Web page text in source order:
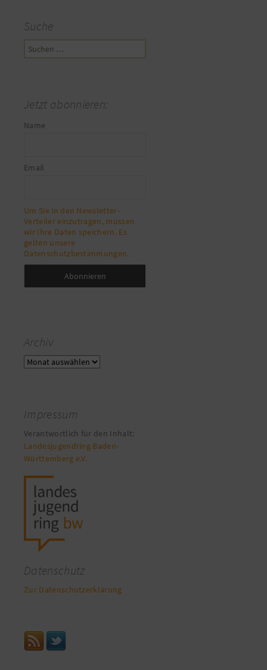
Suche
Suchen
Jetzt abonnieren:
Name
Email
Um Sie in den Newsletter-
Verteiler einzutragen, müssen
wir Ihre Daten speichern. Es
gelten unsere
Datenschutzbestimmungen.
Archiv
Archiv
Impressum
Verantwortlich für den Inhalt:
Landesjugendring Baden-
Württemberg e.V.
Datenschutz
Zur Datenschutzerklärung